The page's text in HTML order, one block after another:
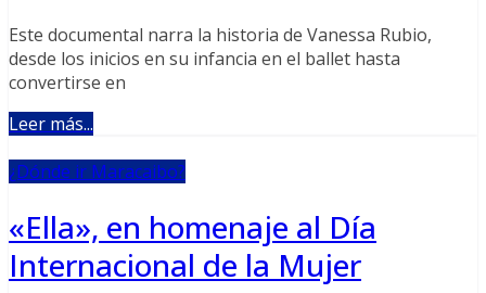
Este documental narra la historia de Vanessa Rubio,
desde los inicios en su infancia en el ballet hasta
convertirse en
Leer más...
¿Dónde ir Maracaibo?
«Ella», en homenaje al Día
Internacional de la Mujer